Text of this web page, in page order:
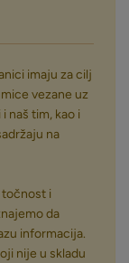
imaju za cilj
vezane uz
naš tim, kao i
na
točnost i
da
informacija.
nije u skladu